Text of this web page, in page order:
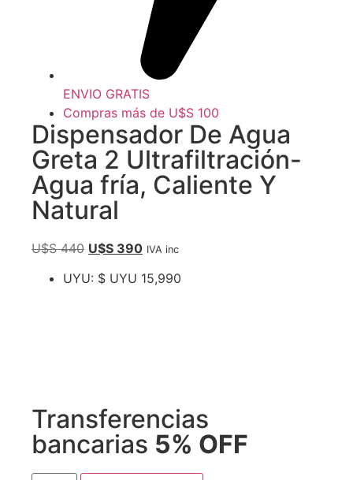
ENVIO GRATIS
Compras más de U$S 100
Dispensador De Agua
Greta 2 Ultrafiltración-
Agua fría, Caliente Y
Natural
U$S440 U$S 390 IVA inc
UYU: $ UYU 15,990
Transferencias
bancarias 5% OFF